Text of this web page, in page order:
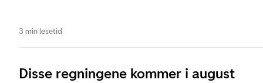
3 min lesetid
Disse regningene kommer i august